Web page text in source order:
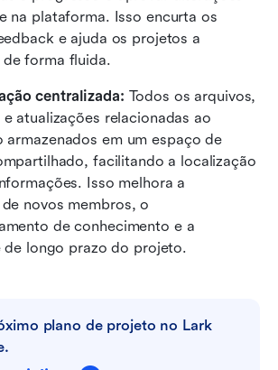
na plataforma. Isso encurta os
e ajuda os projetos a
de forma fluida.
centralizada: Todos os arquivos,
atualizações relacionadas ao
armazenados em um espaço de
facilitando a localização
Isso melhora a
novos membros, o
de conhecimento e a
de longo prazo do projeto.
plano de projeto no Lark